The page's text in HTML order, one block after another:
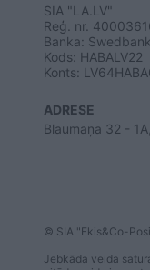
SIA "LA.LV"
Reģ. nr.
Banka:
Kods: HABALV22
Konts:
ADRESE
Blaumaņa 32 -
© SIA "Ekis&Co-
Jebkāda veida